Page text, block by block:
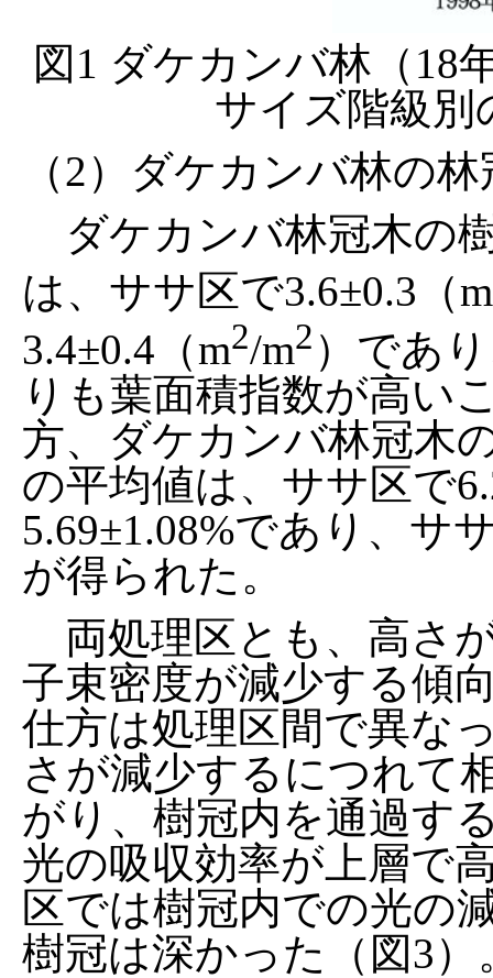
図1 ダケカンバ林（18
サイズ階級別
（2）ダケカンバ林の
ダケカンバ林冠木の
は、ササ区で3.6±0.3（m
3.4±0.4（m2/m2 ）であ
りも葉面積指数が高い
方、ダケカンバ林冠木
の平均値は、ササ区で
5.69±1.08%であり、サ
が得られた。
両処理区とも、高さ
子束密度が減少する傾
仕方は処理区間で異な
さが減少するにつれて
がり、樹冠内を通過す
光の吸収効率が上層で
区では樹冠内での光の
樹冠は深かった（図3）